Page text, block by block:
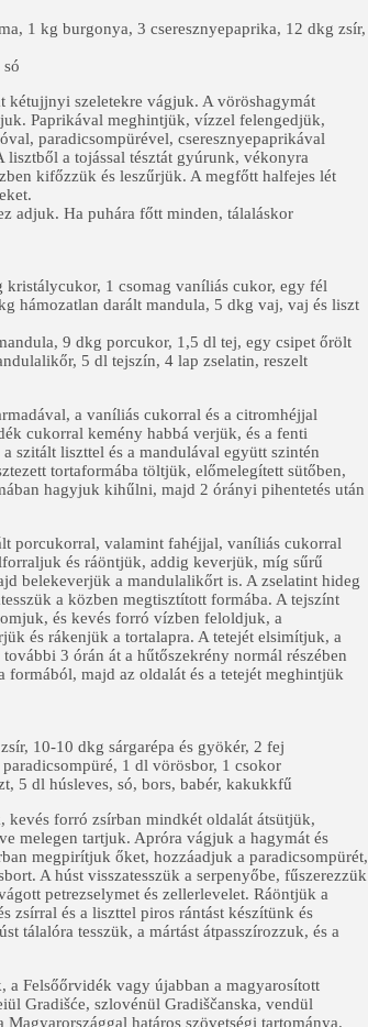
1 kg burgonya, 3 cseresznyepaprika, 12 dkg zsír,
kétujjnyi szeletekre vágjuk. A vöröshagymát
Paprikával meghintjük, vízzel felengedjük,
paradicsompürével, cseresznyepaprikával
lisztből a tojással tésztát gyúrunk, vékonyra
kifőzzük és leszűrjük. A megfőtt halfejes lét
adjuk. Ha puhára főtt minden, tálaláskor
kristálycukor, 1 csomag vaníliás cukor, egy fél
hámozatlan darált mandula, 5 dkg vaj, vaj és liszt
9 dkg porcukor, 1,5 dl tej, egy csipet őrölt
5 dl tejszín, 4 lap zselatin, reszelt
a vaníliás cukorral és a citromhéjjal
cukorral kemény habbá verjük, és a fenti
szitált liszttel és a mandulával együtt szintén
tortaformába töltjük, előmelegített sütőben,
hagyjuk kihűlni, majd 2 órányi pihentetés után
porcukorral, valamint fahéjjal, vaníliás cukorral
és ráöntjük, addig keverjük, míg sűrű
belekeverjük a mandulalikőrt is. A zselatint hideg
a közben megtisztított formába. A tejszínt
és kevés forró vízben feloldjuk, a
és rákenjük a tortalapra. A tetejét elsimítjuk, a
3 órán át a hűtőszekrény normál részében
majd az oldalát és a tetejét meghintjük
10-10 dkg sárgarépa és gyökér, 2 fej
1 dl vörösbor, 1 csokor
5 dl húsleves, só, bors, babér, kakukkfű
kevés forró zsírban mindkét oldalát átsütjük,
melegen tartjuk. Apróra vágjuk a hagymát és
megpirítjuk őket, hozzáadjuk a paradicsompürét,
A húst visszatesszük a serpenyőbe, fűszerezzük
petrezselymet és zellerlevelet. Ráöntjük a
zsírral és a liszttel piros rántást készítünk és
tálalóra tesszük, a mártást átpasszírozzuk, és a
a Felsőőrvidék vagy újabban a magyarosított
Gradišće, szlovénül Gradiščanska, vendül
határos szövetségi tartománya.